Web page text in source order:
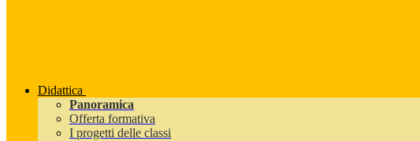
Didattica
Panoramica
Offerta formativa
I progetti delle classi